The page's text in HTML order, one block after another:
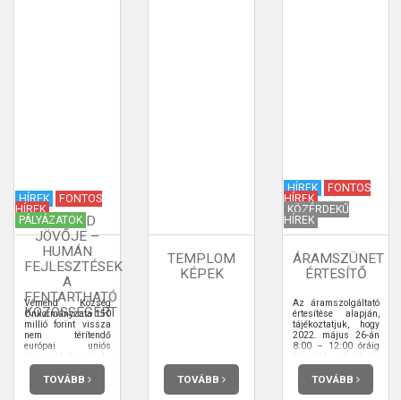
HÍREK
FONTOS
HÍREK
PÁLYÁZATOK
VÉMÉND
JÖVŐJE –
HUMÁN
FEJLESZTÉSEK
A
FENTARTHATÓ
KÖZÖSSÉGÉRT
Véménd Község
Önkormányzata 150
millió forint vissza
nem térítendő
európai uniós
támogatást nyert el.
TOVÁBB
TEMPLOM
KÉPEK
TOVÁBB
HÍREK
FONTOS
HÍREK
KÖZÉRDEKŰ
HÍREK
ÁRAMSZÜNET
ÉRTESÍTŐ
Az áramszolgáltató
értesítése alapján,
tájékoztatjuk, hogy
2022. május 26-án
8:00 – 12:00 óráig
Véménd területén
tervezett
áramszünet lesz.
TOVÁBB